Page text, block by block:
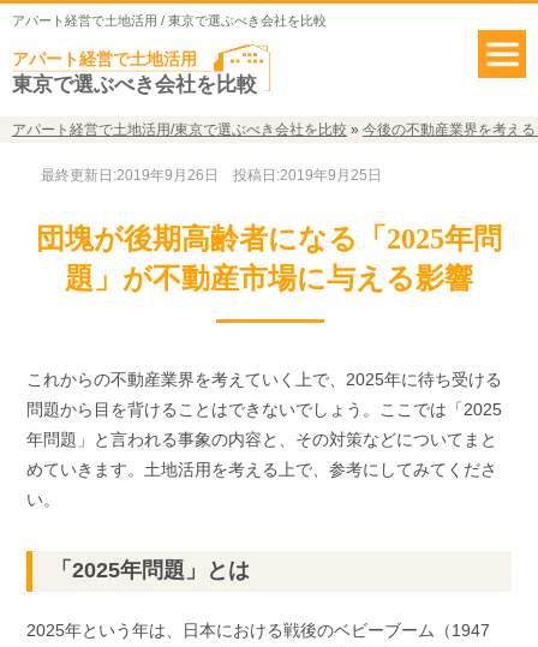
アパート経営で土地活用 / 東京で選ぶべき会社を比較
アパート経営で土地活用
東京で選ぶべき会社を比較
アパート経営で土地活用/東京で選ぶべき会社を比較 » 今後の不動産業界を考え
最終更新日:2019年9月26日 投稿日:2019年9月25日
団塊が後期高齢者になる「2025年問
題」が不動産市場に与える影響
これからの不動産業界を考えていく上で、2025年に待ち受ける
問題から目を背けることはできないでしょう。ここでは「2025
年問題」と言われる事象の内容と、その対策などについてまと
めていきます。土地活用を考える上で、参考にしてみてくださ
い。
「2025年問題」とは
2025年という年は、日本における戦後のベビーブーム（1947